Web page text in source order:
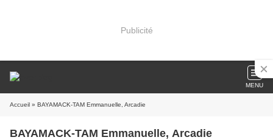
Publicité
MENU
Accueil » BAYAMACK-TAM Emmanuelle, Arcadie
BAYAMACK-TAM Emmanuelle, Arcadie